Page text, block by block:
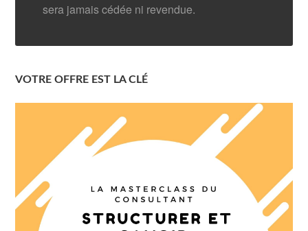
sera jamais cédée ni revendue.
VOTRE OFFRE EST LA CLÉ